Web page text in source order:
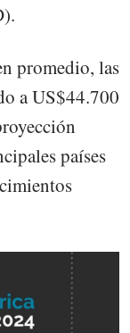
promedio, las
a US$44.700
países